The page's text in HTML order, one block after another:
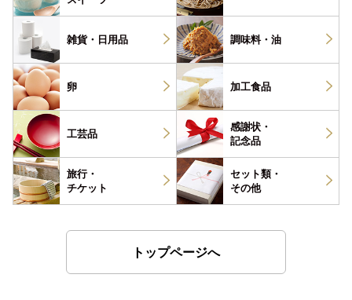
雑貨・ 日用品 調味料・ 油
卵 加工食品
工芸品
感謝状・
記念品
旅行・
チケット
セット類・
その他
トップページへ